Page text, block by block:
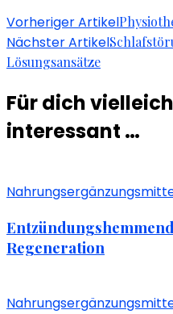
Vorheriger Artikel
Nächster Artikel
Lösungsansätze
Für dich
interessant …
Regeneration